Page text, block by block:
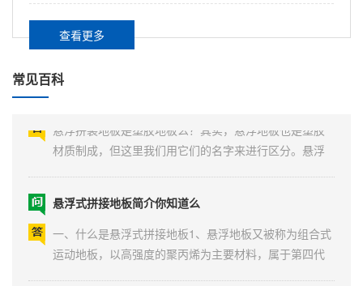
查看更多
常见百科
耐湿、不寄生细菌、绿色环保，不使用任何粘合剂，安
装人员在施工期间不再忍受那些对人体有伤害的粘合剂
的气味。聚丙烯材料可回收再利用，能制造如塑料盆、
塑料桶等用品。幼儿园室外地面的悬浮拼装地板采用悬
缓冲功能...
悬浮拼装地板是塑胶地板么
材质制成，但这里我们用它们的名字来进行区分。悬浮
地板是制造厂家事先制作的块状材料，铺设时只需相互
拼装。塑胶地板一般是指三元乙丙橡胶，需要现场喷涂
橡胶颗粒和三元乙丙橡胶颗粒。那么，它们之间有什么
铺设...
运动地板，以高强度的聚丙烯为主要材料，属于第四代
体育运动场地地面层材料。 标准规格为：
30.48cm*30.48cm*1.27cm，可直接在水泥或沥青面层